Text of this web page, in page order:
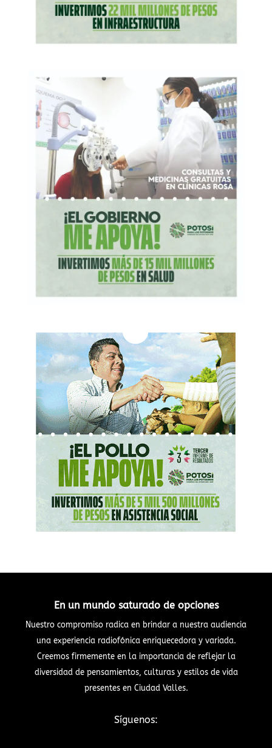
En un mundo saturado de opciones
Nuestro compromiso radica en brindar a nuestra audiencia
una experiencia radiofónica enriquecedora y variada.
Creemos firmemente en la importancia de reflejar la
diversidad de pensamientos, culturas y estilos de vida
presentes en Ciudad Valles.
Síguenos: